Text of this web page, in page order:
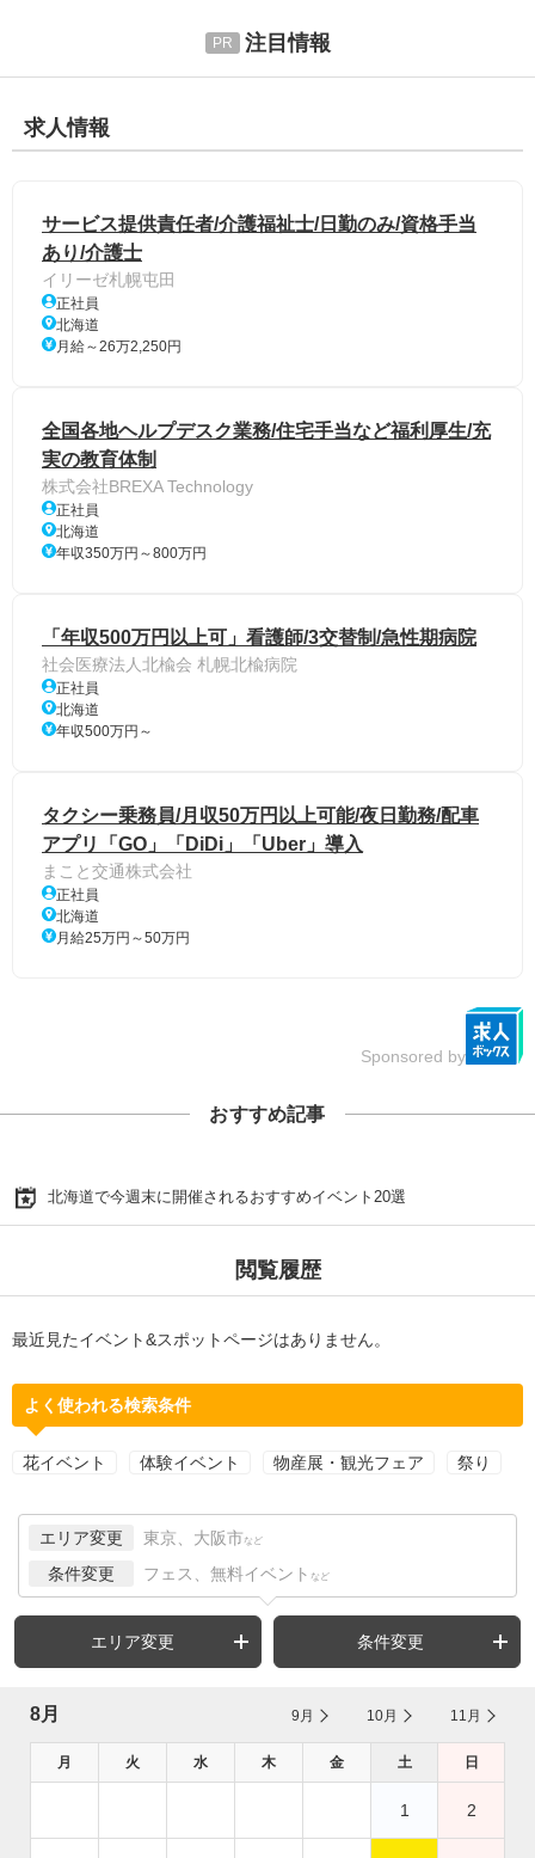
注目情報
求人情報
サービス提供責任者/介護福祉士/日勤のみ/資格手当
あり/介護士
イリーゼ札幌屯田
正社員
北海道
月給～26万2,250円
全国各地ヘルプデスク業務/住宅手当など福利厚生/充
実の教育体制
株式会社BREXA Technology
正社員
北海道
年収350万円～800万円
「年収500万円以上可」看護師/3交替制/急性期病院
社会医療法人北楡会 札幌北楡病院
正社員
北海道
年収500万円～
タクシー乗務員/月収50万円以上可能/夜日勤務/配車
アプリ「GO」「DiDi」「Uber」導入
まこと交通株式会社
正社員
北海道
月給25万円～50万円
Sponsored by
おすすめ記事
北海道で今週末に開催されるおすすめイベント20選
閲覧履歴
最近見たイベント&スポットページはありません。
よく使われる検索条件
花イベント 体験イベント 物産展・観光フェア 祭り
エリア変更 東京、大阪市 など
条件変更 フェス、無料イベント など
エリア変更 条件変更
8月 9月 10月 11月
月 火 水 木 金 土 日
1 2